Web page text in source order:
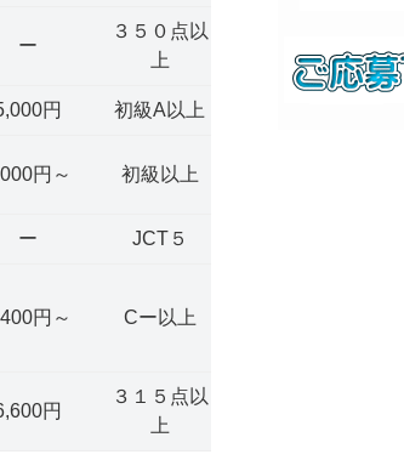
ー
３５０点以
上
円 初級A以上
円～ 初級以上
ー JCT５
円～ Cー以上
円
３１５点以
上